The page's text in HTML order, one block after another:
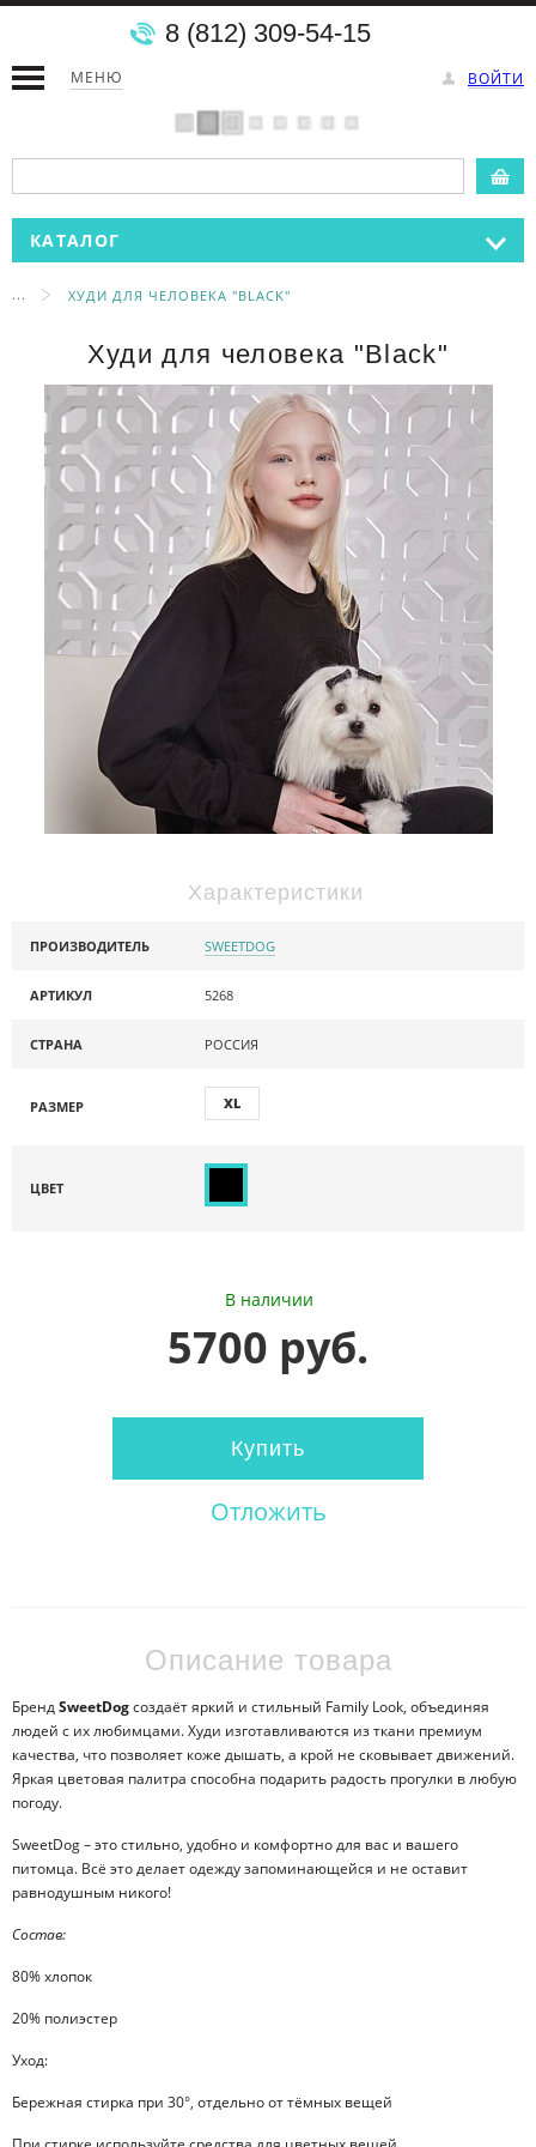
МЕНЮ ВОЙТИ
8 (812) 309-54-15
КАТАЛОГ
... ХУДИ ДЛЯ ЧЕЛОВЕКА "BLACK"
Худи для человека "Black"
Характеристики
ПРОИЗВОДИТЕЛЬ SWEETDOG
АРТИКУЛ 5268
СТРАНА РОССИЯ
РАЗМЕР XL
ЦВЕТ
В наличии
5700 руб.
Купить
Отложить
Описание товара
БрендSweetDogсоздаёт яркий и стильный Family Look, объединяя
людей с их любимцами. Худи изготавливаются из ткани премиум
качества, что позволяет коже дышать, а крой не сковывает движений.
Яркая цветовая палитра способна подарить радость прогулки в любую
погоду.
SweetDog– это стильно, удобно и комфортно для вас и вашего
питомца. Всё это делает одежду запоминающейся и не оставит
равнодушным никого!
Состав:
80% хлопок
20% полиэстер
Уход:
Бережная стирка при 30°, отдельно от тёмных вещей